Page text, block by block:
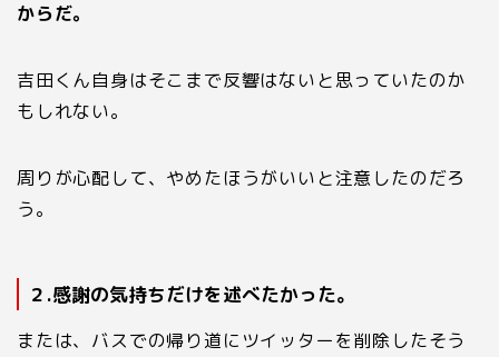
からだ。
吉田くん自身はそこまで反響はないと思っていたのか
もしれない。
周りが心配して、やめたほうがいいと注意したのだろ
う。
２.感謝の気持ちだけを述べたかった。
または、バスでの帰り道にツイッターを削除したそう